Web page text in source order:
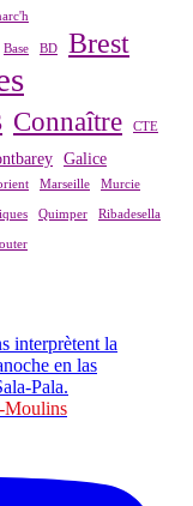
Base BD Brest
Connaître CTE
Galice
Marseille Murcie
Quimper Ribadesella
Moulins